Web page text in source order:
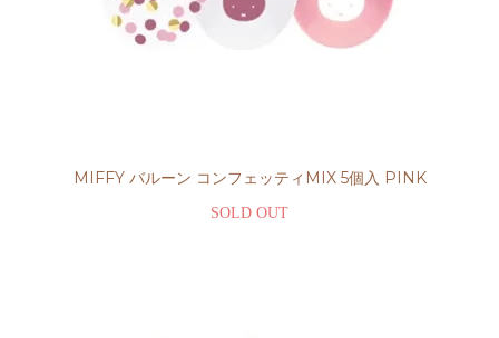
MIFFY バルーン コンフェッティMIX 5個入 PINK
SOLD OUT